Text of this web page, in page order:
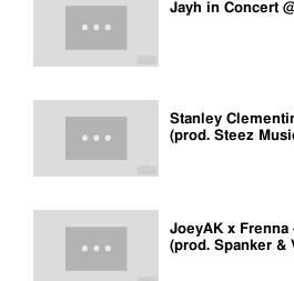
Jayh in Concert
Stanley
(prod. Steez
JoeyAK x
(prod. Spanker &